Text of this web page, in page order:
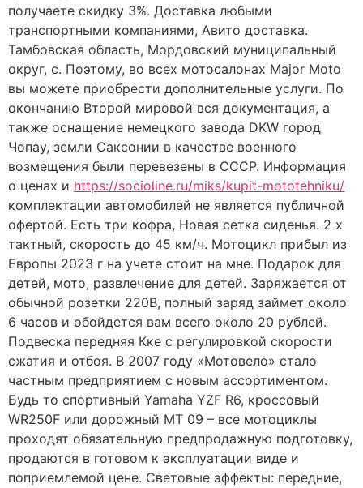
получаете скидку 3%. Доставка любыми
транспортными компаниями, Авито доставка.
Тамбовская область, Мордовский муниципальный
округ, с. Поэтому, во всех мотосалонах Major Moto
вы можете приобрести дополнительные услуги. По
окончанию Второй мировой вся документация, а
также оснащение немецкого завода DKW город
Чопау, земли Саксонии в качестве военного
возмещения были перевезены в СССР. Информация
о ценах и https://socioline.ru/miks/kupit-mototehniku/
комплектации автомобилей не является публичной
офертой. Есть три кофра, Новая сетка сиденья. 2 х
тактный, скорость до 45 км/ч. Мотоцикл прибыл из
Европы 2023 г на учете стоит на мне. Подарок для
детей, мото, развлечение для детей. Заряжается от
обычной розетки 220В, полный заряд займет около
6 часов и обойдется вам всего около 20 рублей.
Подвеска передняя Кке с регулировкой скорости
сжатия и отбоя. В 2007 году «Мотовело» стало
частным предприятием с новым ассортиментом.
Будь то спортивный Yamaha YZF R6, кроссовый
WR250F или дорожный MT 09 – все мотоциклы
проходят обязательную предпродажную подготовку,
продаются в готовом к эксплуатации виде и
поприемлемой цене. Световые эффекты: передние,